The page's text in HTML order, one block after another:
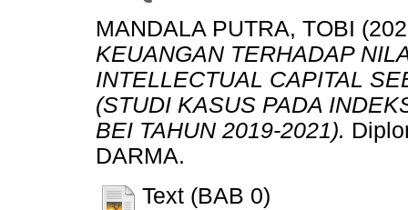
MANDALA PUTRA, TOBI
KEUANGAN TERHADAP
INTELLECTUAL CAPITAL
(STUDI KASUS PADA
BEI TAHUN 2019-2021).
DARMA.
Text (BAB 0)